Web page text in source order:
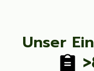
Unser